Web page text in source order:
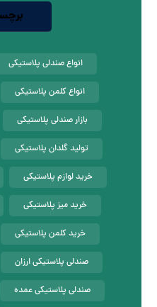
انواع صندلی پلاستیکی
انواع کلمن پلاستیکی
بازار صندلی پلاستیکی
تولید گلدان پلاستیکی
خرید لوازم پلاستیکی
خرید میز پلاستیکی
خرید کلمن پلاستیکی
صندلی پلاستیکی ارزان
صندلی پلاستیکی عمده